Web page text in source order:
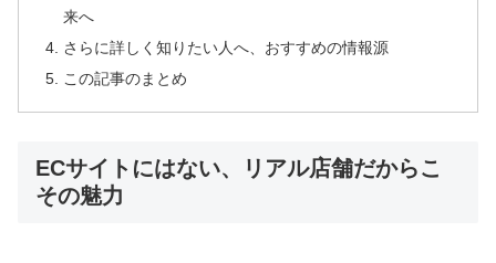
来へ
さらに詳しく知りたい人へ、おすすめの情報源
この記事のまとめ
ECサイトにはない、リアル店舗だからこ
その魅力